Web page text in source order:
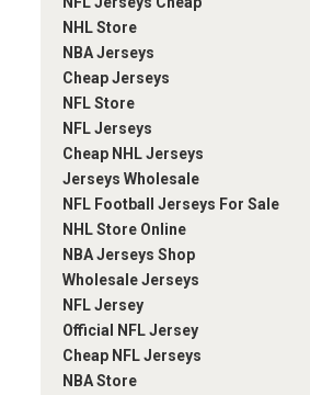
NHL Store
NBA Jerseys
Cheap Jerseys
NFL Store
NFL Jerseys
Cheap NHL Jerseys
Jerseys Wholesale
NFL Football Jerseys For Sale
NHL Store Online
NBA Jerseys Shop
Wholesale Jerseys
NFL Jersey
Official NFL Jersey
Cheap NFL Jerseys
NBA Store